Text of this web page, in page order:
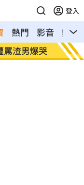
登入
熱門 影音
熱搜
渣男爆哭 盧秀